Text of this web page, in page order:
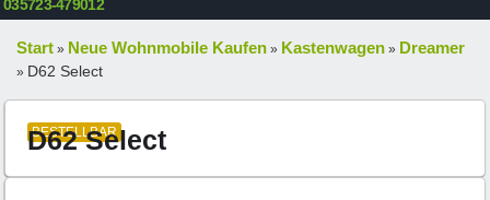
035723-479012
Start » Neue Wohnmobile Kaufen » Kastenwagen » Dreamer
» D62 Select
BESTELLBAR
D62 Select